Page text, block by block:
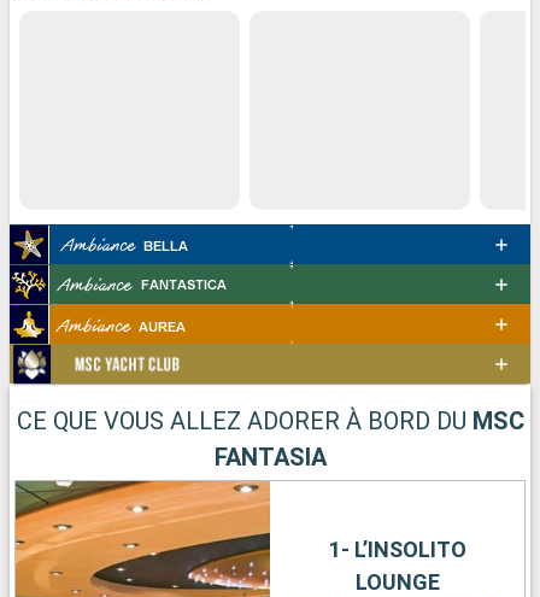
CE QUE VOUS ALLEZ ADORER À BORD DU MSC
FANTASIA
1- L’INSOLITO
LOUNGE